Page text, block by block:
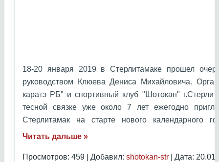
18-20 января 2019 в Стерлитамаке прошел
руководством Клюева Дениса Михайловича.
каратэ РБ" и спортивный клуб "Шотокан"
тесной связке уже около 7 лет ежегодно
Стерлитамак на старте нового
Читать дальше »
Просмотров: 459 | Добавил: shotokan-str | Дата: